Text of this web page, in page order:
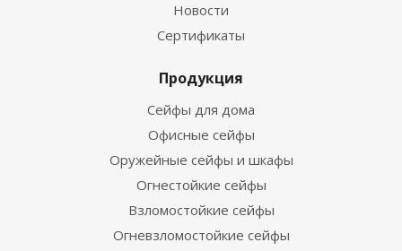
Новости
Сертификаты
Продукция
Сейфы для дома
Офисные сейфы
Оружейные сейфы и шкафы
Огнестойкие сейфы
Взломостойкие сейфы
Огневзломостойкие сейфы